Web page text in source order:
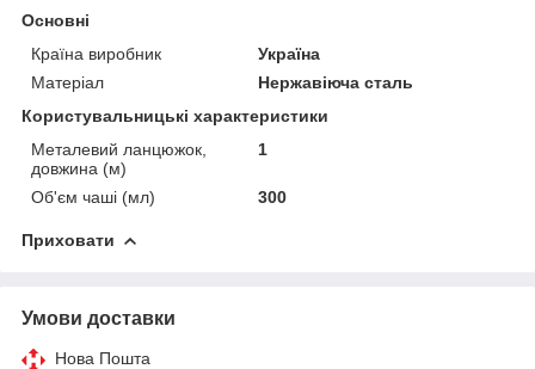
Основні
Країна виробник
Україна
Матеріал
Нержавіюча сталь
Користувальницькі характеристики
Металевий ланцюжок,
довжина (м)
1
Об'єм чаші (мл) 300
Приховати
Умови доставки
Нова Пошта